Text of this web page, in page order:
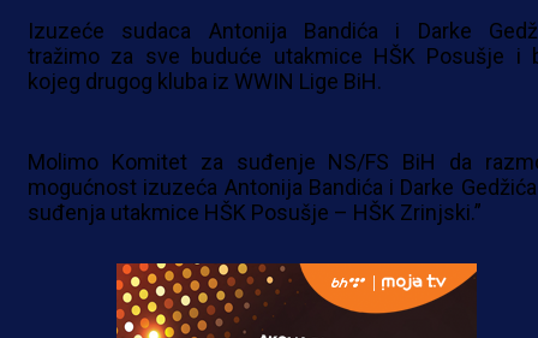
Izuzeće sudaca Antonija Bandića i Darke
tražimo za sve buduće utakmice HŠK Posušje i
kojeg drugog kluba iz WWIN Lige BiH.
Molimo Komitet za suđenje NS/FS BiH da
mogućnost izuzeća Antonija Bandića i Darke
suđenja utakmice HŠK Posušje – HŠK Zrinjski.”